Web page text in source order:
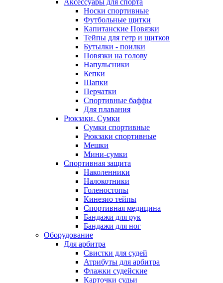
Аксессуары для спорта
Носки спортивные
Футбольные щитки
Капитанские Повязки
Тейпы для гетр и щитков
Бутылки - поилки
Повязки на голову
Напульсники
Кепки
Шапки
Перчатки
Спортивные баффы
Для плавания
Рюкзаки, Сумки
Сумки спортивные
Рюкзаки спортивные
Мешки
Мини-сумки
Спортивная защита
Наколенники
Налокотники
Голеностопы
Кинезио тейпы
Спортивная медицина
Бандажи для рук
Бандажи для ног
Оборудование
Для арбитра
Свистки для судей
Атрибуты для арбитра
Флажки судейские
Карточки судьи